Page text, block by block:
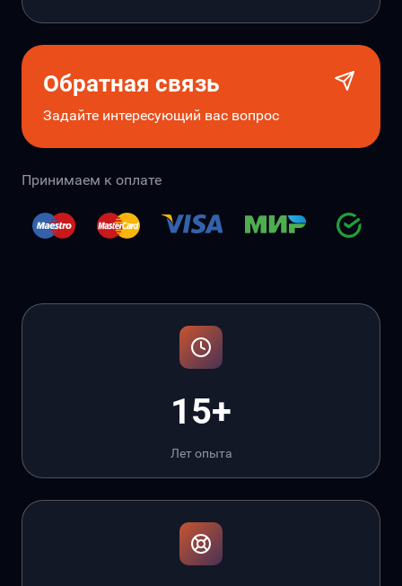
Обратная связь
Задайте интересующий вас вопрос
Принимаем к оплате
15+
Лет опыта